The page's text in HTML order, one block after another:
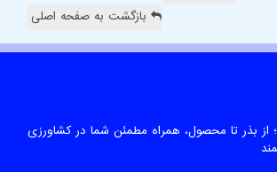
بازگشت به صفحه اصلی
از بذر تا محصول، همراه مطمئن شما در کشاورزی